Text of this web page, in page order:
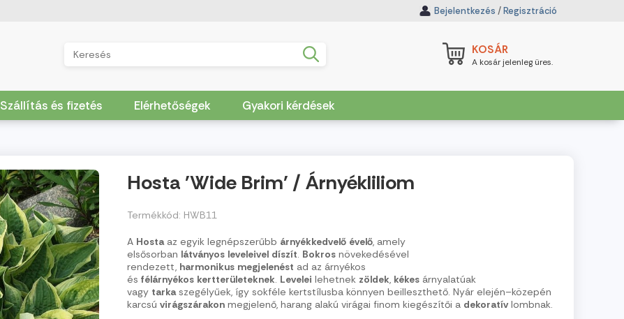
Bejelentkezés /Regisztráció
KOSÁR
A kosár jelenleg üres.
Szállítás és fizetés Elérhetőségek Gyakori kérdések
Hosta 'Wide Brim' / Árnyékliliom
Termékkód: HWB11
A Hosta az egyik legnépszerűbb árnyékkedvelő évelő, amely
elsősorban látványos leveleivel díszít. Bokros növekedésével
rendezett, harmonikus megjelenést ad az árnyékos
és félárnyékos kertterületeknek. Levelei lehetnek zöldek, kékes árnyalatúak
vagy tarka szegélyűek, így sokféle kertstílusba könnyen beilleszthető. Nyár elején–közepén
karcsú virágszárakon megjelenő, harang alakú virágai finom kiegészítői a dekoratív lombnak.